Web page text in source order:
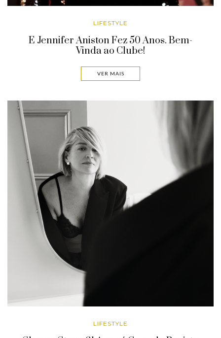
LIFESTYLE
E Jennifer Aniston Fez 50 Anos. Bem-
Vinda ao Clube!
VER MAIS
LIFESTYLE